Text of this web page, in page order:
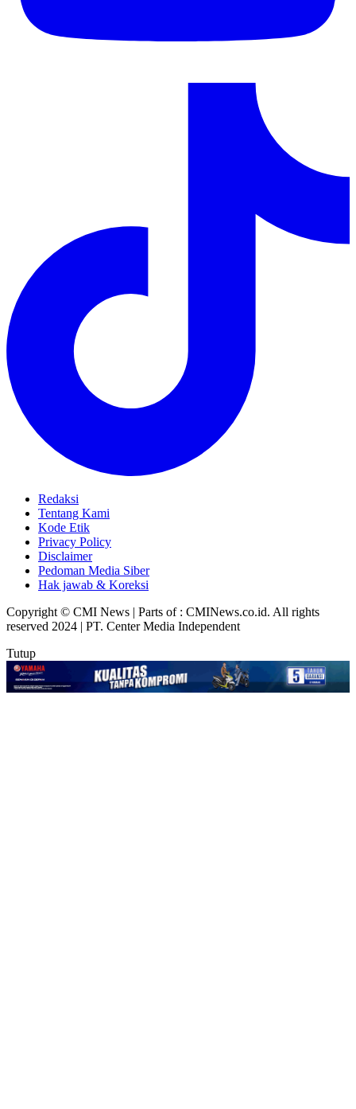
Redaksi
Tentang Kami
Kode Etik
Privacy Policy
Disclaimer
Pedoman Media Siber
Hak jawab & Koreksi
Copyright © CMI News | Parts of : CMINews.co.id. All rights
reserved 2024 | PT. Center Media Independent
Tutup